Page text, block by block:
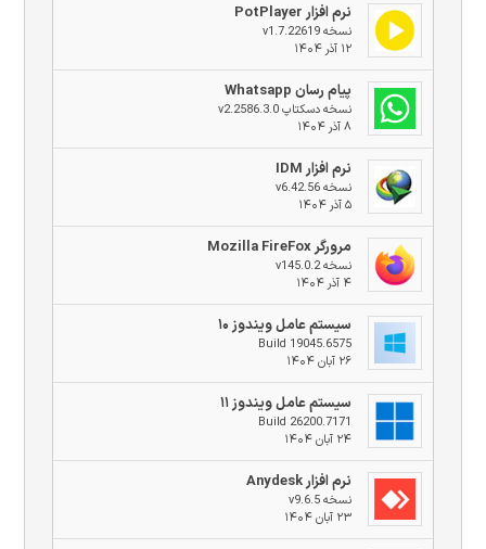
نرم افزار PotPlayer
نسخه v1.7.22619
۱۲ آذر ۱۴۰۴
پیام رسان Whatsapp
نسخه دسکتاپ v2.2586.3.0
۸ آذر ۱۴۰۴
نرم افزار IDM
نسخه v6.42.56
۵ آذر ۱۴۰۴
مرورگر Mozilla FireFox
نسخه v145.0.2
۴ آذر ۱۴۰۴
سیستم عامل ویندوز ۱۰
Build 19045.6575
۲۶ آبان ۱۴۰۴
سیستم عامل ویندوز ۱۱
Build 26200.7171
۲۴ آبان ۱۴۰۴
نرم افزار Anydesk
نسخه v9.6.5
۲۳ آبان ۱۴۰۴